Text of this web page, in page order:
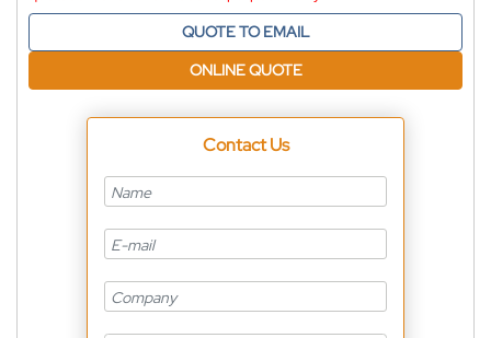
QUOTE TO EMAIL
ONLINE QUOTE
Contact Us